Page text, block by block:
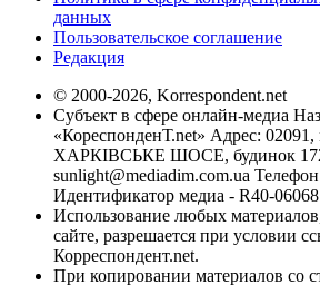
данных
Пользовательское соглашение
Редакция
© 2000-2026, Korrespondent.net
Субъект в сфере онлайн-медиа
«КореспонденТ.net» Адрес: 02091,
ХАРКІВСЬКЕ ШОСЕ, будинок
sunlight@mediadim.com.ua
Идентификатор медиа - R40-06068
Использование любых
сайте, разрешается при условии
Корреспондент.net.
При копировании материалов со